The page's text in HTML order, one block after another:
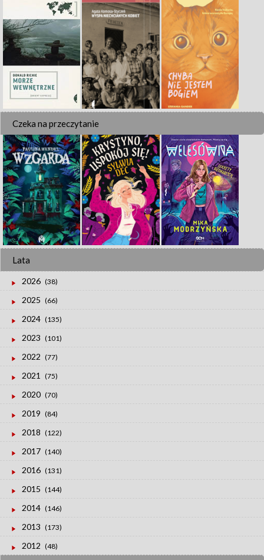
Czeka na przeczytanie
Lata
2026 (38)
2025 (66)
2024 (135)
2023 (101)
2022 (77)
2021 (75)
2020 (70)
2019 (84)
2018 (122)
2017 (140)
2016 (131)
2015 (144)
2014 (146)
2013 (173)
2012 (48)